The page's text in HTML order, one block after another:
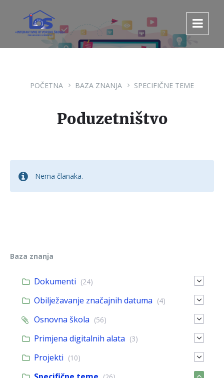
sadržaj
glavnu
navigaciju.
POČETNA BAZA ZNANJA SPECIFIČNE TEME
Poduzetništvo
Nema članaka.
Baza znanja
Dokumenti (24)
Obilježavanje značajnih datuma (4)
Osnovna škola (56)
Primjena digitalnih alata (3)
Projekti (10)